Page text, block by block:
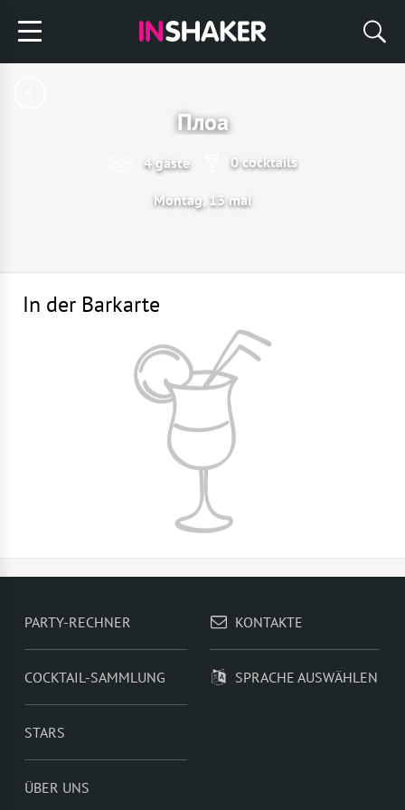
Плоа
4 gäste 0 cocktails
Montag, 13 mai
In der Barkarte
PARTY-RECHNER
COCKTAIL-SAMMLUNG
STARS
ÜBER UNS
KONTAKTE
SPRACHE AUSWÄHLEN